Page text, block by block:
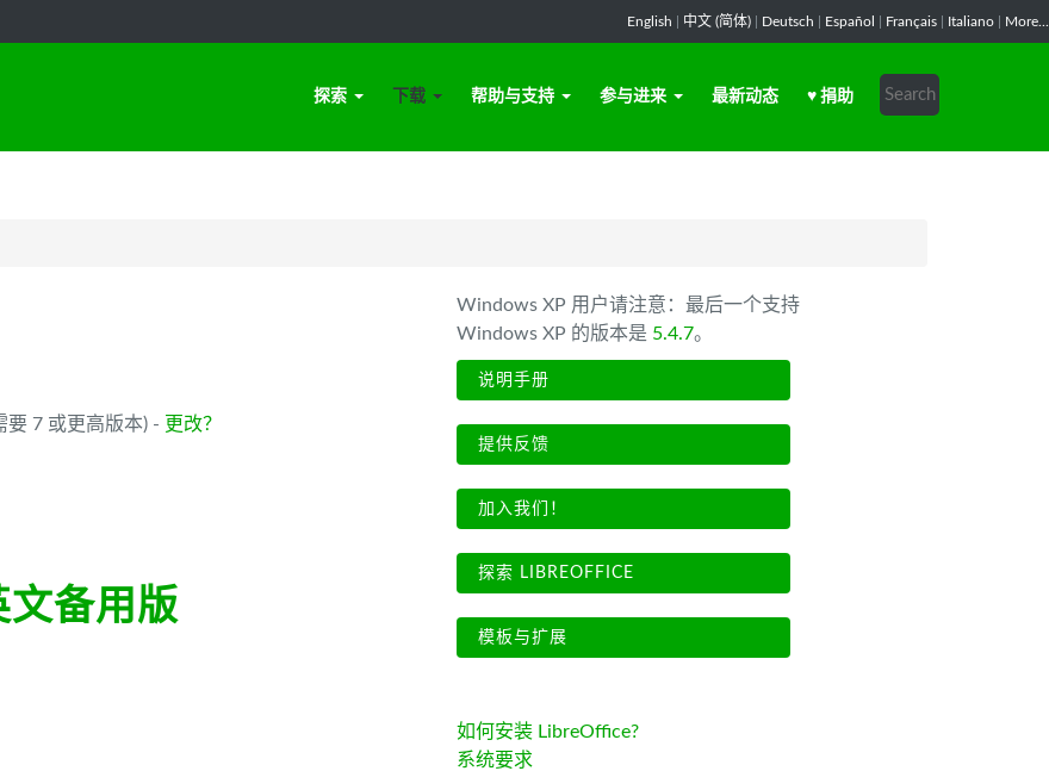
English 中文 (简体) Deutsch Español Français Italiano More...
探索 下载 帮助与支持 参与进来 最新动态 ♥ 捐助
要 7 或更高版本) - 更改？
文备用版
Windows XP 用户请注意：最后一个支持
Windows XP 的版本是 5.4.7。
说明手册
提供反馈
加入我们！
探索 LIBREOFFICE
模板与扩展
如何安装 LibreOffice?
系统要求